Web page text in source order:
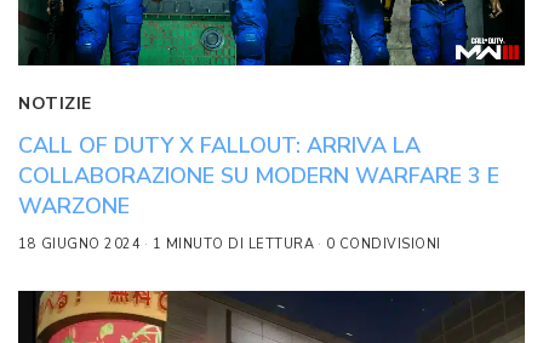
NOTIZIE
CALL OF DUTY X FALLOUT: ARRIVA LA
COLLABORAZIONE SU MODERN WARFARE 3 E
WARZONE
18 GIUGNO 2024 1 MINUTO DI LETTURA 0 CONDIVISIONI